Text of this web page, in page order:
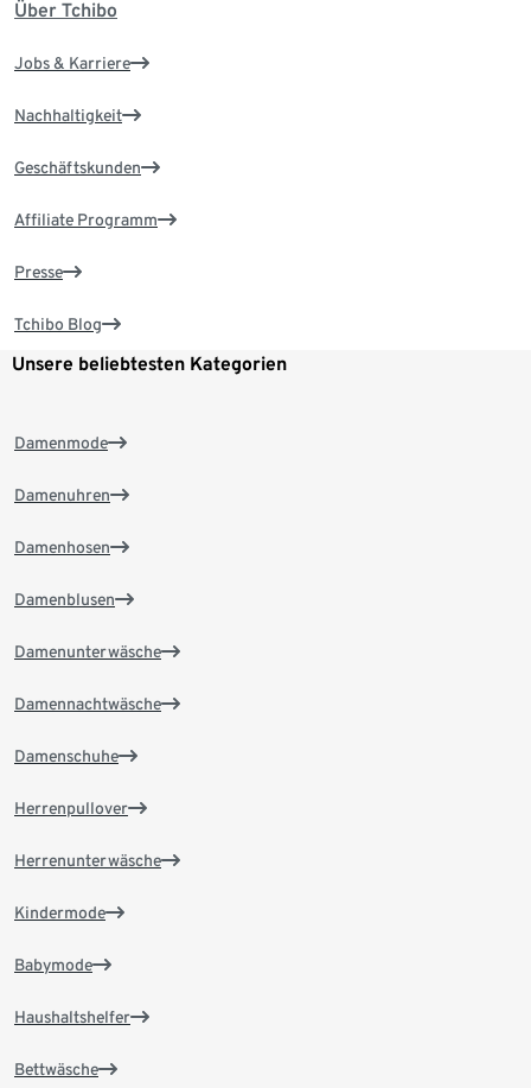
Über Tchibo
Jobs & Karriere
Nachhaltigkeit
Geschäftskunden
Affiliate Programm
Presse
Tchibo Blog
Unsere beliebtesten Kategorien
Damenmode
Damenuhren
Damenhosen
Damenblusen
Damenunterwäsche
Damennachtwäsche
Damenschuhe
Herrenpullover
Herrenunterwäsche
Kindermode
Babymode
Haushaltshelfer
Bettwäsche